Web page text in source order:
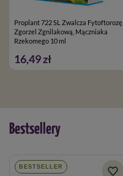
cynk (Zn).
Proplant 722 SL Zwalcza Fytoftorozę,
Zgorzel Zgnilakową, Mączniaka
Rzekomego 10 ml
16,49 zł
Bestsellery
BESTSELLER